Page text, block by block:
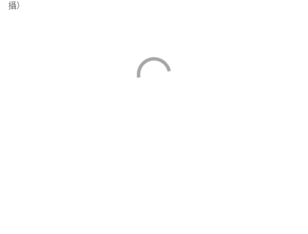
攝）